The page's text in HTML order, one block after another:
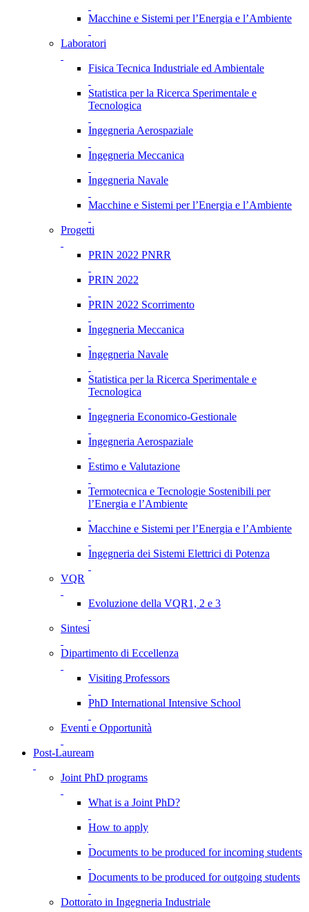
Macchine e Sistemi per l’Energia e l’Ambiente
Laboratori
Fisica Tecnica Industriale ed Ambientale
Statistica per la Ricerca Sperimentale e
Tecnologica
Ingegneria Aerospaziale
Ingegneria Meccanica
Ingegneria Navale
Macchine e Sistemi per l’Energia e l’Ambiente
Progetti
PRIN 2022 PNRR
PRIN 2022
PRIN 2022 Scorrimento
Ingegneria Meccanica
Ingegneria Navale
Statistica per la Ricerca Sperimentale e
Tecnologica
Ingegneria Economico-Gestionale
Ingegneria Aerospaziale
Estimo e Valutazione
Termotecnica e Tecnologie Sostenibili per
l’Energia e l’Ambiente
Macchine e Sistemi per l’Energia e l’Ambiente
Ingegneria dei Sistemi Elettrici di Potenza
VQR
Evoluzione della VQR1, 2 e 3
Sintesi
Dipartimento di Eccellenza
Visiting Professors
PhD International Intensive School
Eventi e Opportunità
Post-Lauream
Joint PhD programs
What is a Joint PhD?
How to apply
Documents to be produced for incoming students
Documents to be produced for outgoing students
Dottorato in Ingegneria Industriale